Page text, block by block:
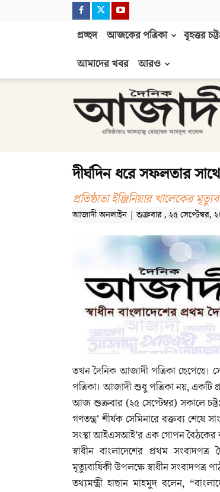
প্রচ্ছদ আজকের পত্রিকা বৃহত্তর
আমাদের খবর
আরও
আজাদী
দীর্ঘদিন ধরে সফলতার
প্রতিষ্ঠাতা ইঞ্জিনিয়ার খালেকের
আজাদী অনলাইন | শুক্রবার , ২৫ সেপ্টেম্বর,
তখন দৈনিক আজাদী পত্রিকা ছেপেছে।
পত্রিকা। আজাদী শুধু পত্রিকা নয়, একটি
আজ শুক্রবার (২৫ সেপ্টেম্বর) সকালে
গণতন্ত্র’ শীর্ষক সেমিনারে বক্তব্য শেষে
সংস্থা আইএসআই’র এক গোপন বৈঠকের
স্বাধীন বাংলাদেশের প্রথম
মৃত্যুবার্ষিকী উপলক্ষে স্বাধীন
তথ্যমন্ত্রী হাছান মাহমুদ বলেন,